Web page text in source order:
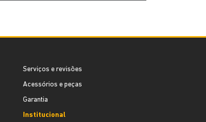
Serviços e revisões
Acessórios e peças
Garantia
Institucional